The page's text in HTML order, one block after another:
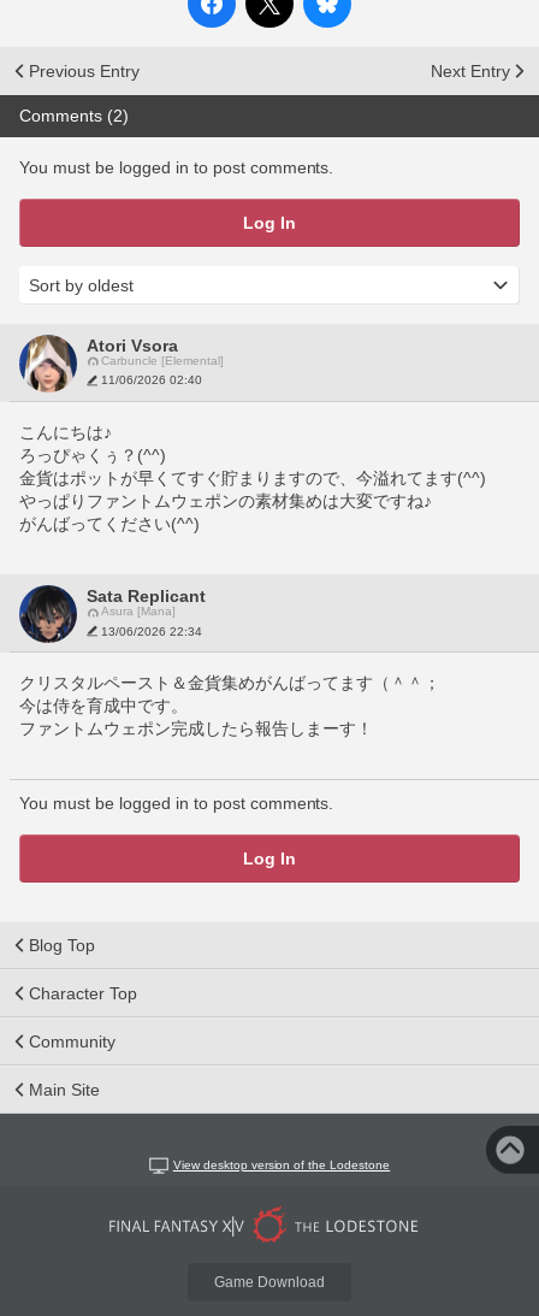
Previous Entry Next Entry
Comments (2)
You must be logged in to post comments.
Log In
Atori Vsora
Carbuncle [Elemental]
11/06/2026 02:40
こんにちは♪
ろっぴゃくぅ？(^^)
金貨はポットが早くてすぐ貯まりますので、今溢れてます(^^)
やっぱりファントムウェポンの素材集めは大変ですね♪
がんばってください(^^)
Sata Replicant
Asura [Mana]
13/06/2026 22:34
クリスタルペースト＆金貨集めがんばってます（＾＾；
今は侍を育成中です。
ファントムウェポン完成したら報告しまーす！
You must be logged in to post comments.
Log In
Blog Top
Character Top
Community
Main Site
View desktop version of the Lodestone
Game Download